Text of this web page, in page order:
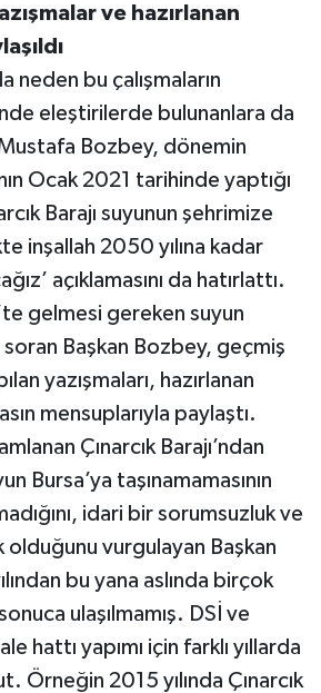
ve hazırlanan
neden bu çalışmaların
eleştirilerde bulunanlara da
Bozbey, dönemin
Ocak 2021 tarihinde yaptığı
Barajı suyunun şehrimize
inşallah 2050 yılına kadar
açıklamasını da hatırlattı.
gelmesi gereken suyun
Başkan Bozbey, geçmiş
yazışmaları, hazırlanan
mensuplarıyla paylaştı.
Çınarcık Barajı’ndan
Bursa’ya taşınamamasının
idari bir sorumsuzluk ve
olduğunu vurgulayan Başkan
bu yana aslında birçok
ulaşılmamış. DSİ ve
hattı yapımı için farklı yıllarda
Örneğin 2015 yılında Çınarcık